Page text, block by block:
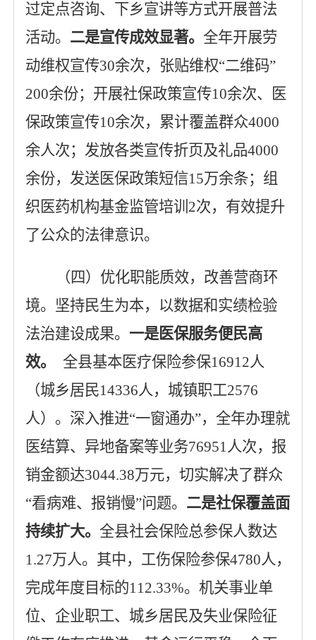
过定点咨询、下乡宣讲等方式开展普法
活动。 二是宣传成效显著。 全年开展劳
动维权宣传30余次，张贴维权“二维码”
200余份；开展社保政策宣传10余次、医
保政策宣传10余次，累计覆盖群众4000
余人次；发放各类宣传折页及礼品4000
余份，发送医保政策短信15万余条；组
织医药机构基金监管培训 2次，有效提升
了公众的法律意识。
（四）优化职能质效，改善营商环
境。 坚持民生为本，以数据和实绩检验
法治建设成果。 一是医保服务便民高
效。 全县基本医疗保险参保16912人
（城乡居民14336人，城镇职工2576
人）。深入推进“一窗通办”，全年办理就
医结算、异地备案等业务76951人次，报
销金额达3044.38万元，切实解决了群众
“看病难、报销慢”问题。 二是社保覆盖面
持续扩大。 全县社会保险总参保人数达
1.27万人。其中，工伤保险参保4780人，
完成年度目标的112.33%。机关事业单
位、企业职工、城乡居民及失业保险征